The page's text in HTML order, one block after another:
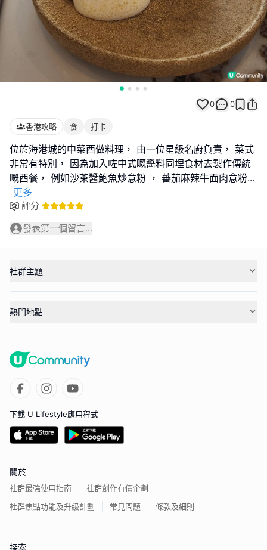
0 0
香港攻略 食 打卡
位於海港城的中菜西做料理， 由一位星級名廚負責， 菜式
非常有特別， 因為加入咗中式嘅醬料同埋食材去製作傳統
嘅西餐， 例如沙茶醬鮑魚炒意粉 ， 蕃茄麻辣牛面肉意粉...
更多
評分
發表第一個留言...
社群主題
熱門地點
下載 U Lifestyle應用程式
關於
社群最強使用指南
社群創作有價企劃
社群焦點功能及升級計劃
常見問題 條款及細則
探索